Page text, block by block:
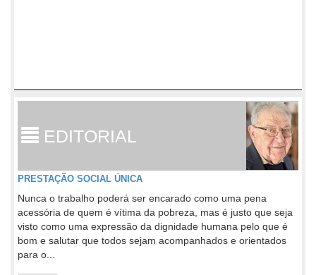
EDITORIAL
PRESTAÇÃO SOCIAL ÚNICA
Nunca o trabalho poderá ser encarado como uma pena
acessória de quem é vítima da pobreza, mas é justo que seja
visto como uma expressão da dignidade humana pelo que é
bom e salutar que todos sejam acompanhados e orientados
para o...